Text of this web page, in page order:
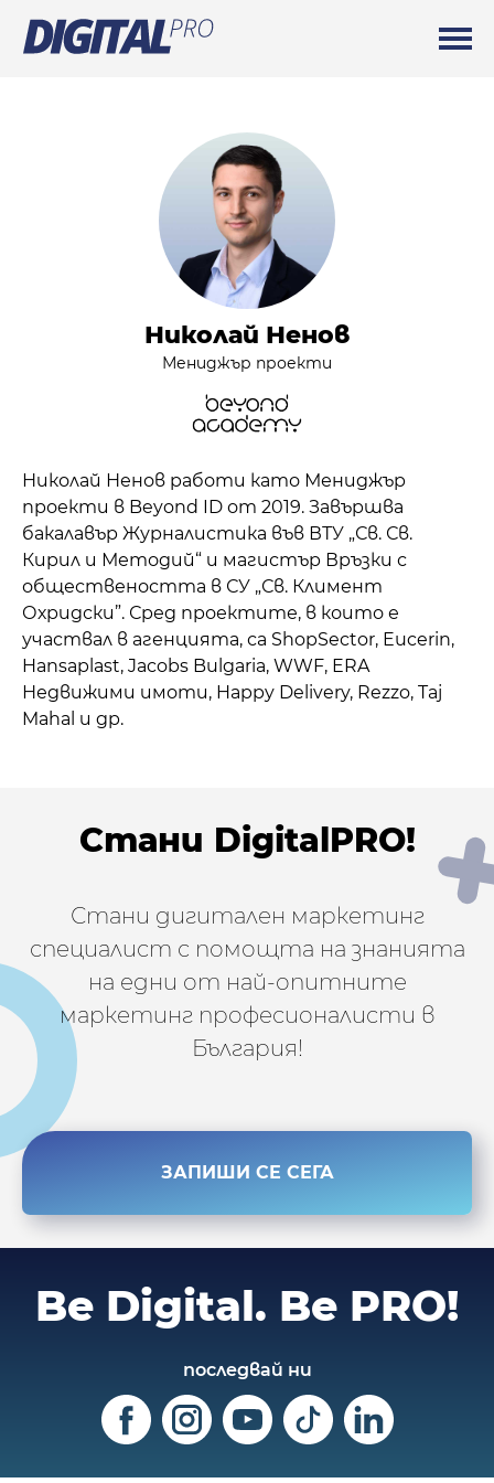
Николай Ненов
Мениджър проекти
Николай Ненов работи като Мениджър
проекти в Beyond ID от 2019. Завършва
бакалавър Журналистика във ВТУ „Св. Св.
Кирил и Методий“ и магистър Връзки с
обществеността в СУ „Св. Климент
Охридски”. Сред проектите, в които е
участвал в агенцията, са ShopSector, Eucerin,
Hansaplast, Jacobs Bulgaria, WWF, ERA
Недвижими имоти, Happy Delivery, Rezzo, Taj
Mahal и др.
Стани DigitalPRO!
Стани дигитален маркетинг
специалист с помощта на знанията
на едни от най-опитните
маркетинг професионалисти в
България!
ЗАПИШИ СЕ СЕГА
Be Digital. Be PRO!
последвай ни